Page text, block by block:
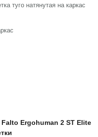
туго натянутая на каркас
Ergohuman 2 ST Elite